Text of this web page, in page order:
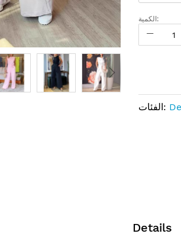
الكمية:
الفئات:
Details